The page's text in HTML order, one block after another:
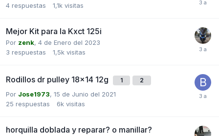
4 respuestas 1,1k visitas
Mejor Kit para la Kxct 125i
Por zenk, 4 de Enero del 2023
3 respuestas 1,5k visitas
Rodillos dr pulley 18x14 12g 1 2
Por Jose1973, 15 de Junio del 2021
25 respuestas 6k visitas
horquilla doblada y reparar? o manillar?